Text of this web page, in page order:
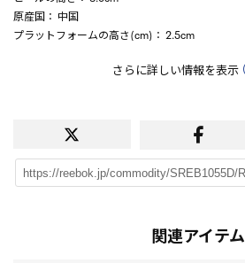
原産国 ： 中国
プラットフォームの高さ(cm) ： 2.5cm
さらに詳しい情報を表示
関連アイテム